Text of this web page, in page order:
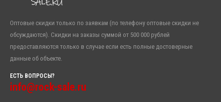
Оптовые скидки только по заявкам (по телефону оптовые скидки не
обсуждаются). Скидки на заказы суммой от 500 000 рублей
предоставляются только в случае если есть полные достоверные
данные об объекте.
ЕСТЬ ВОПРОСЫ?
info@rock-sale.ru